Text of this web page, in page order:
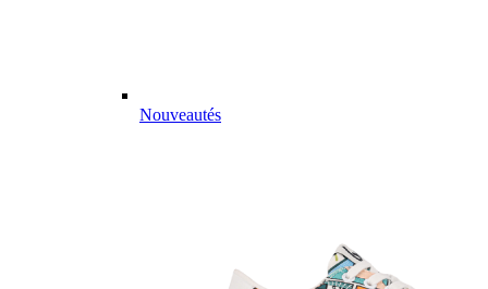
Nouveautés